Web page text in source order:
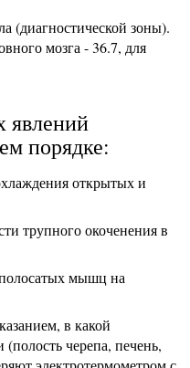
(диагностической зоны).
мозга - 36.7, для
явлений
порядке:
открытых и
трупного окоченения в
мышц на
в какой
(полость черепа, печень,